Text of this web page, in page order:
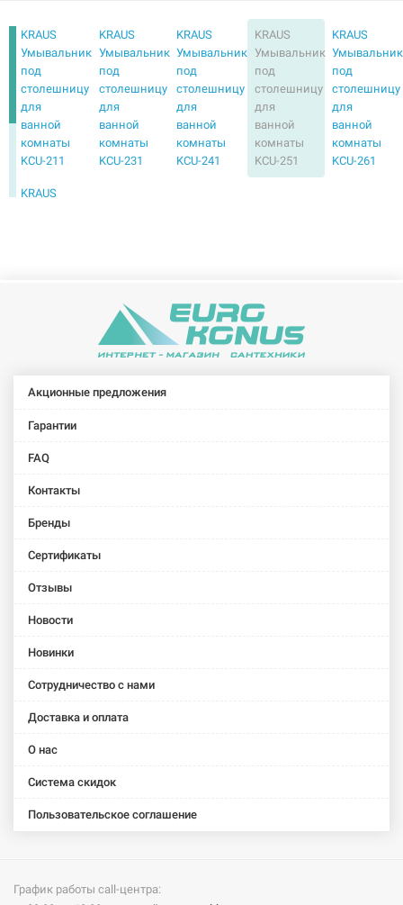
KRAUS
Умывальник
под
столешницу
для
ванной
комнаты
KCU-211
KRAUS
Умывальник
под
столешницу
для
ванной
комнаты
KCU-231
KRAUS
Умывальник
под
столешницу
для
ванной
комнаты
KCU-241
KRAUS
Умывальник
под
столешницу
для
ванной
комнаты
KCU-251
KRAUS
Умывальник
под
столешницу
для
ванной
комнаты
KCU-261
KRAUS
Акционные предложения
Гарантии
FAQ
Контакты
Бренды
Сертификаты
Отзывы
Новости
Новинки
Сотрудничество с нами
Доставка и оплата
О нас
Система скидок
Пользовательское соглашение
График работы call-центра: